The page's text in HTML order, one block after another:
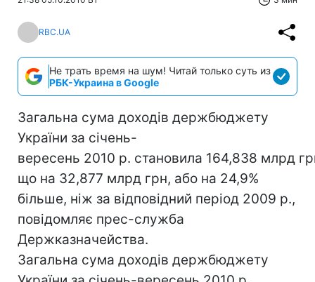
RBC.UA
Не трать время на шум! Читай только суть из
РБК-Украина в Google
Загальна сума доходів держбюджету
України за січень-
вересень 2010 р. становила 164,838 млрд
що на 32,877 млрд грн, або на 24,9%
більше, ніж за відповідний період 2009 р.,
повідомляє прес-служба
Держказначейства.
Загальна сума доходів держбюджету